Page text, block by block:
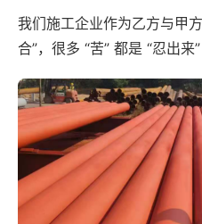
我们施工企业作为乙方与甲
合”，很多 “苦” 都是 “忍出来”